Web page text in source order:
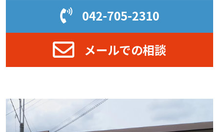
042-705-2310
メールでの相談